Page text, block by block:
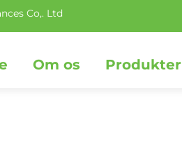
Co,. Ltd
Om os Produkter